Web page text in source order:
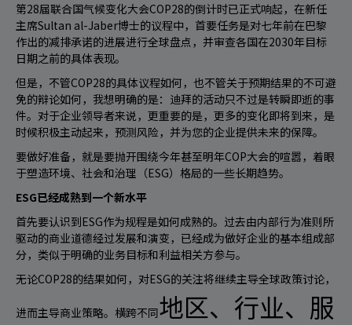
第28届联合国气候变化大会COP28的倒计时已正式响起，在新任
主席Sultan al-Jaber博士的议程中，首要任务是对七年前在巴黎
作出的减排承诺的进展进行全球盘点，并审查各国在2030年目标
日期之前的具体表现。
但是，不管COP28的具体议程如何，也不管关于预期结果的不可避
免的辩论如何，我想明确的是：迪拜的活动只不过是转瞬即逝的事
件。对于企业领导者来说，更重要的是，更多的变化即将到来，是
时候积极主动起来，预测风险，并为您的企业提供未来的保障。
要做好准备，就是要抛开围绕今年甚至明年COP大会的喧嚣，着眼
于塑造环境、社会和治理（ESG）格局的一些长期趋势。
ESG已经成熟到一个新水平
首先要认识到ESG作为规程是如何成熟的。过去由内部行为准则所
驱动的商业道德经过发展和演变，已经成为做好企业的基本组成部
分，类似于明确的业务目标和利益相关方参与。
无论COP28的结果如何，对ESG的关注将继续主导全球政策讨论，
进而主导商业策略。 横跨不同地区、行业、服